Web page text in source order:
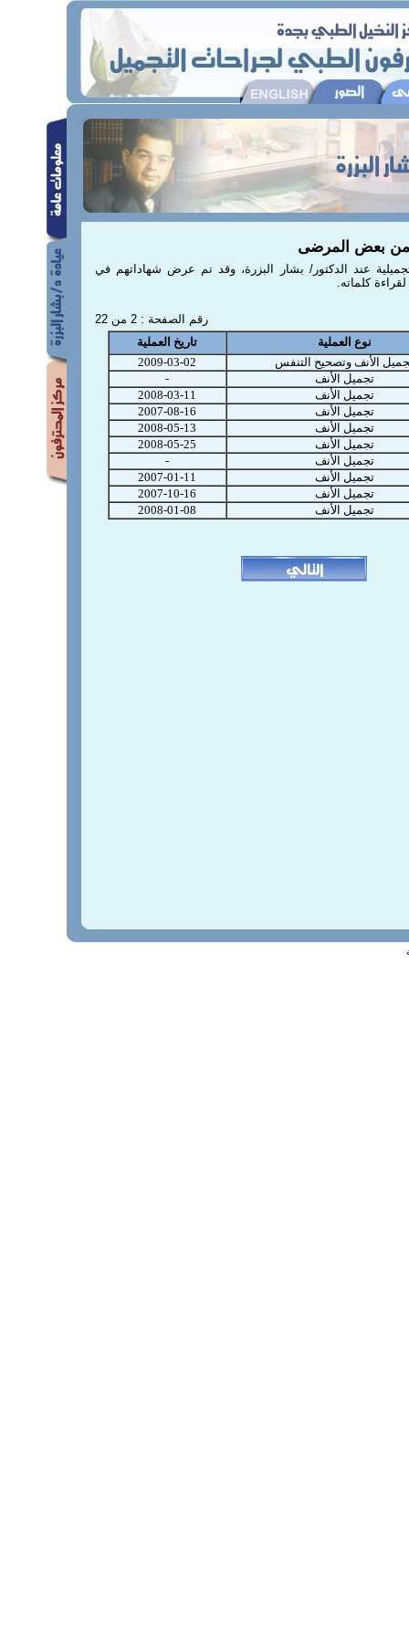
بعض المرضى
عند الدكتور/ بشار البزرة، وقد تم عرض شهاداتهم في
كلماته.
رقم الصفحة : 2 من 22
نوع العملية
تاريخ العملية
الأنف وتصحيح التنفس
2009-03-02
تجميل الأنف
-
تجميل الأنف
2008-03-11
تجميل الأنف
2007-08-16
تجميل الأنف
2008-05-13
تجميل الأنف
2008-05-25
تجميل الأنف
-
تجميل الأنف
2007-01-11
تجميل الأنف
2007-10-16
تجميل الأنف
2008-01-08